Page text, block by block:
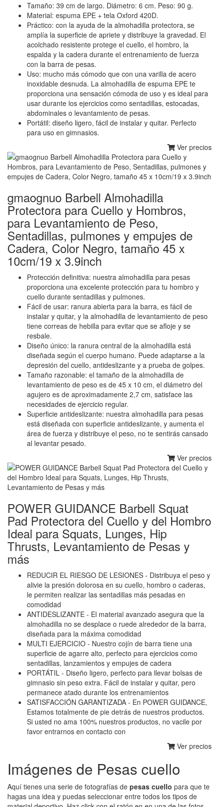
Tamaño: 39 cm de largo. Diámetro: 6 cm. Peso: 90 g.
Material: espuma EPE + tela Oxford 420D.
Práctico: con la ayuda de la almohadilla protectora, se
amplía la superficie de apriete y distribuye la gravedad. El
acolchado resistente protege el cuello, el hombro, la
espalda y la cadera durante el entrenamiento de fuerza
con la barra de pesas.
Uso: mucho más cómodo que con una varilla de acero
inoxidable desnuda. La almohadilla de espuma EPE te
proporciona una sensación cómoda de uso y es ideal para
usar durante los ejercicios como sentadillas, estocadas,
abdominales o levantamiento de pesas.
Portátil: diseño ligero, fácil de instalar y quitar. Perfecto
para uso en gimnasios.
Ver precios
gmaognuo Barbell Almohadilla
Protectora para Cuello y Hombros,
para Levantamiento de Peso,
Sentadillas, pulmones y empujes de
Cadera, Color Negro, tamaño 45 x
10cm/19 x 3.9inch
Protección definitiva: nuestra almohadilla para pesas
proporciona una excelente protección para tu hombro y
cuello durante sentadillas y pulmones.
Fácil de usar: ranura abierta para la barra, es fácil de
instalar y quitar, y la almohadilla de levantamiento de peso
tiene correas de hebilla para evitar que se afloje y se
resbale.
Diseño único: la ranura central de la almohadilla está
diseñada según el cuerpo humano. Puede adaptarse a la
depresión del cuello, antideslizante y a prueba de golpes.
Tamaño razonable: el tamaño de la almohadilla de
levantamiento de peso es de 45 x 10 cm, el diámetro del
agujero es de aproximadamente 2,7 cm, satisface las
necesidades de ejercicio regular.
Superficie antideslizante: nuestra almohadilla para pesas
está diseñada con superficie antideslizante, y aumenta el
área de fuerza y distribuye el peso, no te sentirás cansado
al levantar pesado.
Ver precios
POWER GUIDANCE Barbell Squat
Pad Protectora del Cuello y del Hombro
Ideal para Squats, Lunges, Hip
Thrusts, Levantamiento de Pesas y
más
REDUCIR EL RIESGO DE LESIONES - Distribuya el peso y
alivie la presión dolorosa en su cuello, hombro o caderas,
le permiten realizar las sentadillas más pesadas en
comodidad
ANTIDESLIZANTE - El material avanzado asegura que la
almohadilla no se desplace o ruede alrededor de la barra,
diseñada para la máxima comodidad
MULTI EJERCICIO - Nuestro cojín de barra tiene una
superficie de agarre alto, perfecto para ejercicios como
sentadillas, lanzamientos y empujes de cadera
PORTÁTIL - Diseño ligero, perfecto para llevar bolsas de
gimnasio sin peso extra. Fácil de instalar y quitar, pero
permanece atado durante los entrenamientos
SATISFACCIÓN GARANTIZADA - En POWER GUIDANCE,
Estamos totalmente de pie detrás de nuestros productos.
Si usted no ama 100% nuestros productos, no vacile por
favor entrarnos en contacto con
Ver precios
Imágenes de Pesas cuello
Aquí tienes una serie de fotografías de pesas cuello para que te
hagas una idea y puedas seleccionar entre todos los tipos de